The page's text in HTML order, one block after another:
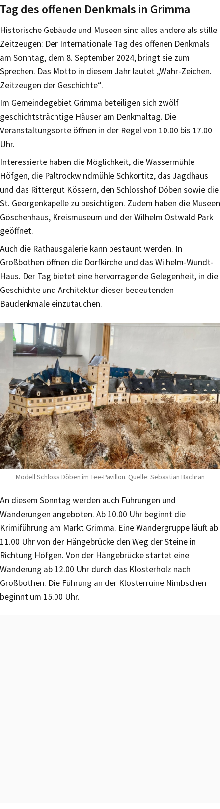
Tag des offenen Denkmals in Grimma
Historische Gebäude und Museen sind alles andere als stille
Zeitzeugen: Der Internationale Tag des offenen Denkmals
am Sonntag, dem 8. September 2024, bringt sie zum
Sprechen. Das Motto in diesem Jahr lautet „Wahr-Zeichen.
Zeitzeugen der Geschichte“.
Im Gemeindegebiet Grimma beteiligen sich zwölf
geschichtsträchtige Häuser am Denkmaltag. Die
Veranstaltungsorte öffnen in der Regel von 10.00 bis 17.00
Uhr.
Interessierte haben die Möglichkeit, die Wassermühle
Höfgen, die Paltrockwindmühle Schkortitz, das Jagdhaus
und das Rittergut Kössern, den Schlosshof Döben sowie die
St. Georgenkapelle zu besichtigen. Zudem haben die Museen
Göschenhaus, Kreismuseum und der Wilhelm Ostwald Park
geöffnet.
Auch die Rathausgalerie kann bestaunt werden. In
Großbothen öffnen die Dorfkirche und das Wilhelm-Wundt-
Haus. Der Tag bietet eine hervorragende Gelegenheit, in die
Geschichte und Architektur dieser bedeutenden
Baudenkmale einzutauchen.
Modell Schloss Döben im Tee-Pavillon. Quelle: Sebastian Bachran
An diesem Sonntag werden auch Führungen und
Wanderungen angeboten. Ab 10.00 Uhr beginnt die
Krimiführung am Markt Grimma. Eine Wandergruppe läuft ab
11.00 Uhr von der Hängebrücke den Weg der Steine in
Richtung Höfgen. Von der Hängebrücke startet eine
Wanderung ab 12.00 Uhr durch das Klosterholz nach
Großbothen. Die Führung an der Klosterruine Nimbschen
beginnt um 15.00 Uhr.